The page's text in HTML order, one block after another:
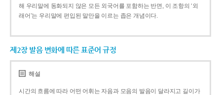
해 우리말에 동화되지 않은 모든 외국어를 포함하는 반면, 이 조항의 ‘외
래어’는 우리말에 편입된 말만을 이르는 좁은 개념이다.
제2장 발음 변화에 따른 표준어 규정
해설
시간의 흐름에 따라 어떤 어휘는 자음과 모음의 발음이 달라지고 길이가